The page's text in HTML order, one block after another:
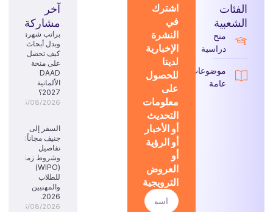
الفئات
الشعبية
منح
دراسية
موضوعات
عامة
اشترك
في
النشرة
الإخبارية
لدينا
للحصول
على
معلومات
التحديث
أو الأخبار
أو الرؤية
أو
العروض
الترويجية
آخر
مشاركة
براتب شهري
وبدل أبحاث:
كيف تحصل
على منحة
DAAD
الألمانية
2027؟
05/08/2026
السفر إلى
جنيف مجاناً:
تفاصيل
وشروط زمالة
(WIPO)
للطلاب
والمهنيين
2026.
05/08/2026